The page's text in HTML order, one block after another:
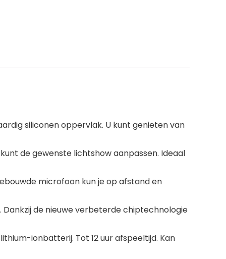
siliconen oppervlak. U kunt genieten van
de gewenste lichtshow aanpassen. Ideaal
microfoon kun je op afstand en
de nieuwe verbeterde chiptechnologie
ionbatterij. Tot 12 uur afspeeltijd. Kan